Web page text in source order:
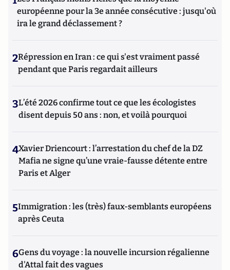
européenne pour la 3e année consécutive : jusqu'où
ira le grand déclassement ?
2Répression en Iran : ce qui s'est vraiment passé
pendant que Paris regardait ailleurs
3L’été 2026 confirme tout ce que les écologistes
disent depuis 50 ans : non, et voilà pourquoi
4Xavier Driencourt : l’arrestation du chef de la DZ
Mafia ne signe qu’une vraie-fausse détente entre
Paris et Alger
5Immigration : les (très) faux-semblants européens
après Ceuta
6Gens du voyage : la nouvelle incursion régalienne
d'Attal fait des vagues